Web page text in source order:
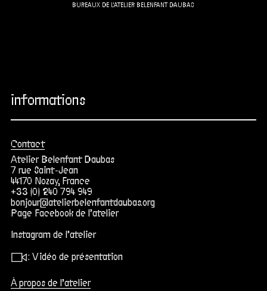
BUREAUX DE L'ATELIER BELENFANT DAUBAS
informations
Contact
Atelier Belenfant Daubas
7 rue Saint-Jean
44170 Nozay, France
+33 (0) 240 794 949
bonjour@atelierbelenfantdaubas.org
Page Facebook de l’atelier
Instagram de l’atelier
Σ : Vidéo de présentation
À propos de l’atelier